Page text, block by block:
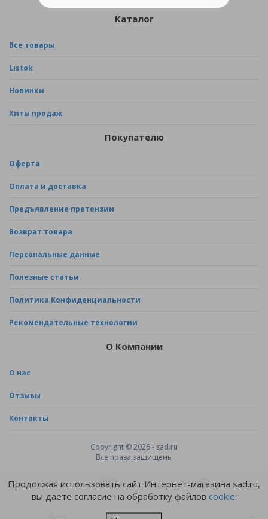
Каталог
Все товары
Listok
Новинки
Хиты продаж
Покупателю
Оферта
Оплата и доставка
Предъявление претензии
Возврат товара
Персональные данные
Полезные статьи
Политика Конфиденциальности
Рекомендательные технологии
О Компании
О нас
Отзывы
Контакты
Copyright © 2026 - sad.ru
Все права защищены
Продолжая использовать сайт Интернет-магазина sad.ru,
вы даете согласие на обработку файлов cookie.